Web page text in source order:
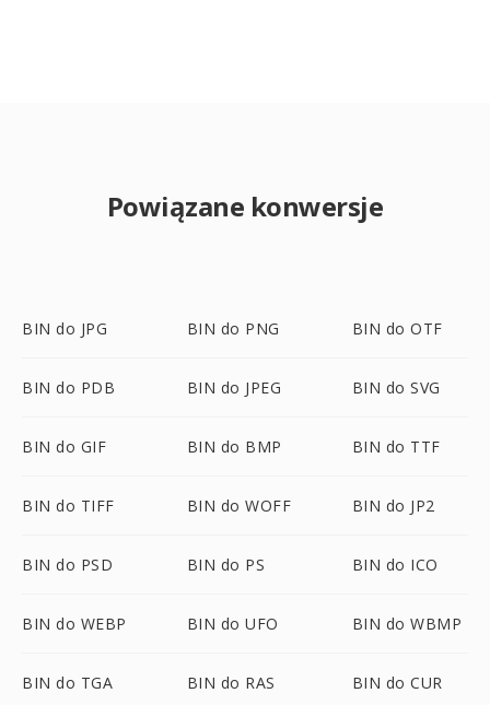
Powiązane konwersje
BIN do JPG BIN do PNG BIN do OTF
BIN do PDB BIN do JPEG BIN do SVG
BIN do GIF BIN do BMP BIN do TTF
BIN do TIFF BIN do WOFF BIN do JP2
BIN do PSD BIN do PS BIN do ICO
BIN do WEBP BIN do UFO BIN do WBMP
BIN do TGA BIN do RAS BIN do CUR